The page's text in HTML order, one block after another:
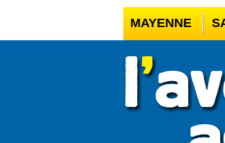
MAYENNE
CASINO EN
CASINO EN
CRYPTO